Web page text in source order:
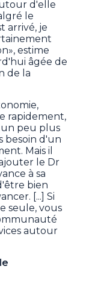
d'elle
le
arrivé, je
estime
âgée de
de la
rapidement,
un peu plus
besoin d'un
Mais il
le Dr
à sa
bien
[...] Si
seule, vous
autour